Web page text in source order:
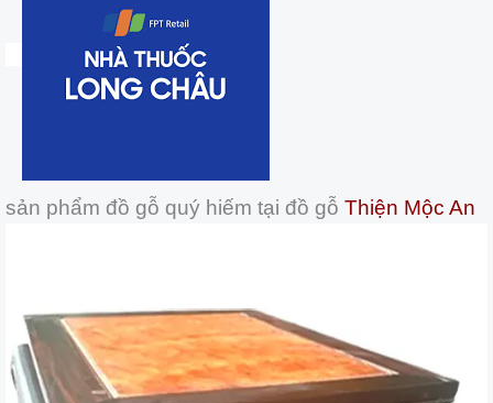
sản phẩm đồ gỗ quý hiếm tại đồ gỗ Thiện Mộc An